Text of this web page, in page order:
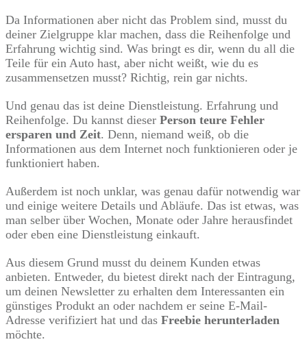
Da Informationen aber nicht das Problem sind, musst du
deiner Zielgruppe klar machen, dass die Reihenfolge und
Erfahrung wichtig sind. Was bringt es dir, wenn du all die
Teile für ein Auto hast, aber nicht weißt, wie du es
zusammensetzen musst? Richtig, rein gar nichts.
Und genau das ist deine Dienstleistung. Erfahrung und
Reihenfolge. Du kannst dieser Person teure Fehler
ersparen und Zeit. Denn, niemand weiß, ob die
Informationen aus dem Internet noch funktionieren oder je
funktioniert haben.
Außerdem ist noch unklar, was genau dafür notwendig war
und einige weitere Details und Abläufe. Das ist etwas, was
man selber über Wochen, Monate oder Jahre herausfindet
oder eben eine Dienstleistung einkauft.
Aus diesem Grund musst du deinem Kunden etwas
anbieten. Entweder, du bietest direkt nach der Eintragung,
um deinen Newsletter zu erhalten dem Interessanten ein
günstiges Produkt an oder nachdem er seine E-Mail-
Adresse verifiziert hat und das Freebie herunterladen
möchte.